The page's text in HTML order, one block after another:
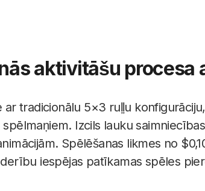
aktivitāšu procesa
ar tradicionālu 5×3 ruļļu
Izcils lauku
Spēlēšanas likmes no
iespējas patīkamas spēles